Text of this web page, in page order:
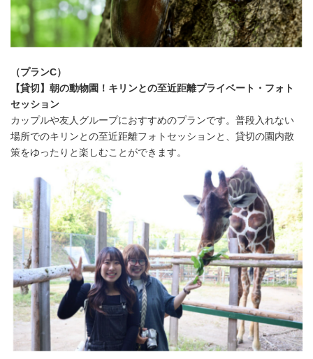
（プランC）
【貸切】朝の動物園！キリンとの至近距離プライベート・フォト
セッション
カップルや友人グループにおすすめのプランです。普段入れない
場所でのキリンとの至近距離フォトセッションと、貸切の園内散
策をゆったりと楽しむことができます。